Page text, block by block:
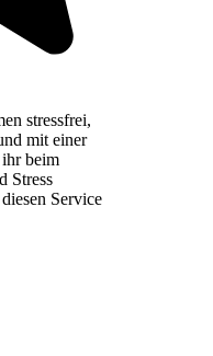
stressfrei,
mit einer
beim
Stress
Service